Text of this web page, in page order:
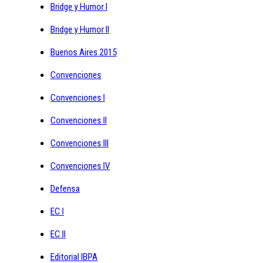
Bridge y Humor I
Bridge y Humor II
Buenos Aires 2015
Convenciones
Convenciones I
Convenciones II
Convenciones III
Convenciones IV
Defensa
EC I
EC II
Editorial IBPA